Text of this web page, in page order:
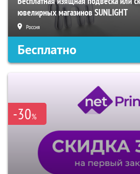
ювелирных магазинов SUNLIGHT
Россия
Бесплатно
-30%